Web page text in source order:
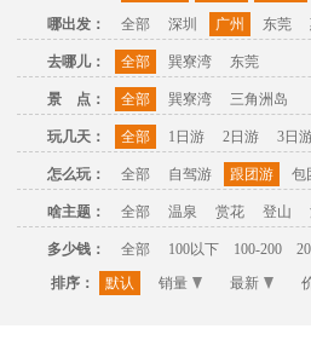
哪出发：
全部 深圳 广州 东莞
去哪儿： 全部 巽寮湾 东莞
景 点： 全部 巽寮湾 三角洲岛
玩几天： 全部 1日游 2日游 3日
怎么玩： 全部 自驾游 跟团游 包
啥主题： 全部 温泉 赏花 登山
多少钱： 全部 100以下 100-200
排序：
默认 销量 最新